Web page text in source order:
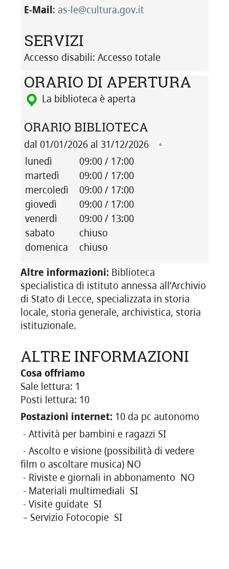
E-Mail: as-le@cultura.gov.it
SERVIZI
Accesso disabili: Accesso totale
ORARIO DI APERTURA
La biblioteca è aperta
ORARIO BIBLIOTECA
dal 01/01/2026 al 31/12/2026
lunedì
09:00 / 17:00
martedì
09:00 / 17:00
mercoledì
09:00 / 17:00
giovedì
09:00 / 17:00
venerdì
09:00 / 13:00
sabato
chiuso
domenica
chiuso
Altre informazioni: Biblioteca
specialistica di istituto annessa all’Archivio
di Stato di Lecce, specializzata in storia
locale, storia generale, archivistica, storia
istituzionale.
ALTRE INFORMAZIONI
Cosa offriamo
Sale lettura: 1
Posti lettura: 10
Postazioni internet: 10 da pc autonomo
- Attività per bambini e ragazzi SI
- Ascolto e visione (possibilità di vedere
film o ascoltare musica) NO
- Riviste e giornali in abbonamento NO
- Materiali multimediali SI
- Visite guidate SI
– Servizio Fotocopie SI